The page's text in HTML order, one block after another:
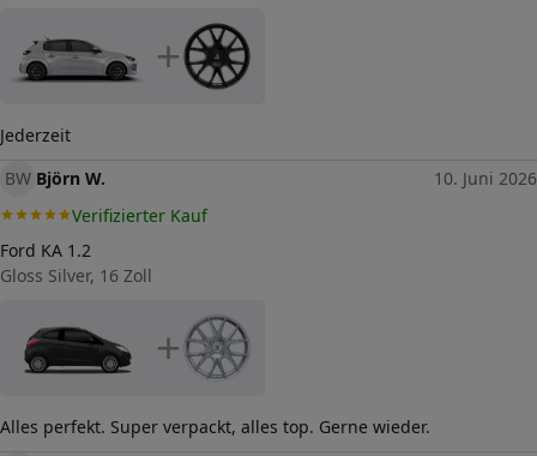
Gewicht (in kg)
Allgemeine Produktsicherheit
Herstellerkontakt
25 97318 Kitzingen
+
Jederzeit
BW Björn W.
10. Juni 2026
Verifizierter Kauf
Ford KA 1.2
Gloss Silver, 16 Zoll
+
Alles perfekt. Super verpackt, alles top. Gerne wieder.